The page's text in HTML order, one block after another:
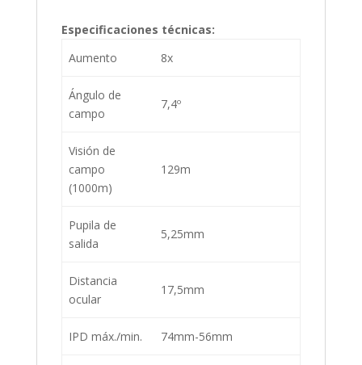
Especificaciones técnicas:
Aumento
8x
Ángulo de
campo
7,4º
Visión de
campo
(1000m)
129m
Pupila de
salida
5,25mm
Distancia
ocular
17,5mm
IPD máx./min. 74mm-56mm